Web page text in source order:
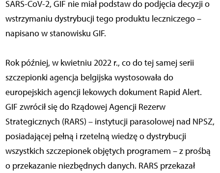
SARS-CoV-2, GIF nie miał podstaw do podjęcia decyzji o
wstrzymaniu dystrybucji tego produktu leczniczego –
napisano w stanowisku GIF.
Rok później, w kwietniu 2022 r., co do tej samej serii
szczepionki agencja belgijska wystosowała do
europejskich agencji lekowych dokument Rapid Alert.
GIF zwrócił się do Rządowej Agencji Rezerw
Strategicznych (RARS) – instytucji parasolowej nad NPSZ,
posiadającej pełną i rzetelną wiedzę o dystrybucji
wszystkich szczepionek objętych programem – z prośbą
o przekazanie niezbędnych danych. RARS przekazał